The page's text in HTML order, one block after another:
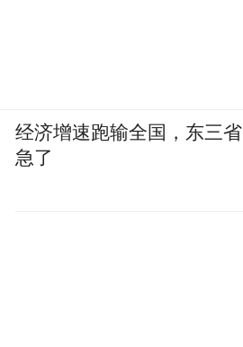
经济增速跑输全国，东三省
急了